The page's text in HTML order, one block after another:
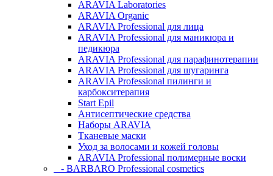
ARAVIA Laboratories
ARAVIA Organic
ARAVIA Professional для лица
ARAVIA Professional для маникюра и
педикюра
ARAVIA Professional для парафинотерапии
ARAVIA Professional для шугаринга
ARAVIA Professional пилинги и
карбокситерапия
Start Epil
Антисептические средства
Наборы ARAVIA
Тканевые маски
Уход за волосами и кожей головы
ARAVIA Professional полимерные воски
- BARBARO Professional cosmetics